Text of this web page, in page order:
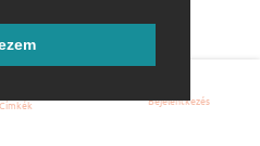
Címkék Bejelentkezés